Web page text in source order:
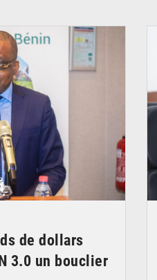
chargé du Développement
de dollars
3.0 un bouclier